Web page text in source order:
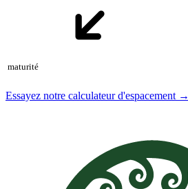
maturité
Essayez notre calculateur d'espacement →